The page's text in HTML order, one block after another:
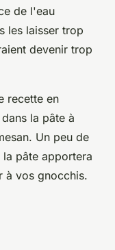
de l'eau
les laisser trop
devenir trop
recette en
la pâte à
Un peu de
pâte apportera
à vos gnocchis.